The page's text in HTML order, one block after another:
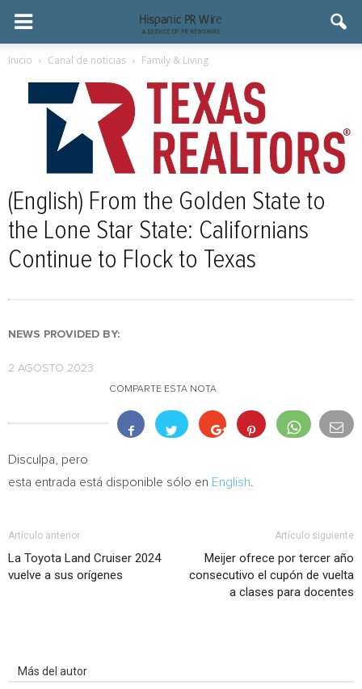
Inicio Canal de noticias Family & Living
(English) From the Golden State to
the Lone Star State: Californians
Continue to Flock to Texas
NEWS PROVIDED BY:
2 AGOSTO 2023
COMPARTE ESTA NOTA
Disculpa, pero
esta entrada está disponible sólo en English
Artículo anterior
La Toyota Land Cruiser 2024
vuelve a sus orígenes
Artículo siguiente
Meijer ofrece por tercer año
consecutivo el cupón de vuelta
a clases para docentes
Más del autor